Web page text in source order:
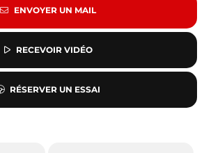
ENVOYER UN MAIL
RECEVOIR VIDÉO
RÉSERVER UN ESSAI